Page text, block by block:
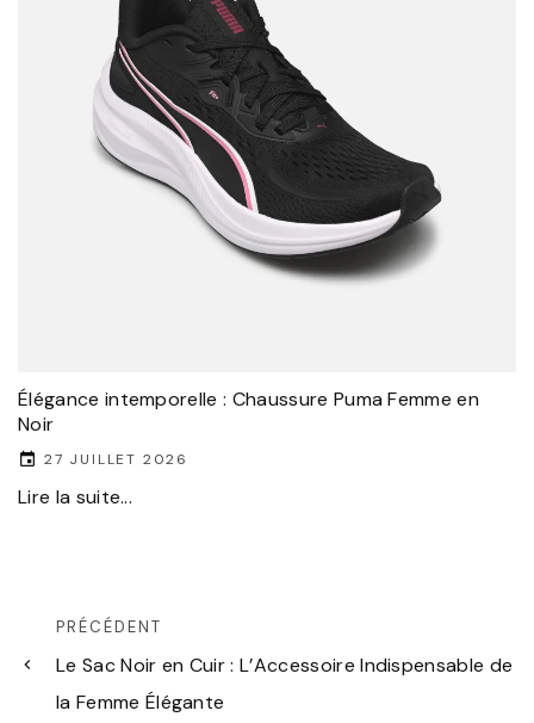
Élégance intemporelle : Chaussure Puma Femme en
Noir
27 JUILLET 2026
Lire la suite...
PRÉCÉDENT
Le Sac Noir en Cuir : L’Accessoire Indispensable de
la Femme Élégante